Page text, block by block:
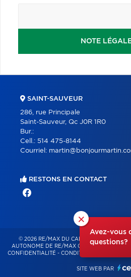
NOTE
×
Avez-vous
questions?
SAINT-SAUVEUR
286, rue Principale
Saint-Sauveur, Qc J0R 1R0
Bur.:
Cell.: 514 475-8144
Courriel:
RESTONS EN CONTACT
© 2026 RE/MAX DU CARTIER BONJOUR –
AUTONOME DE RE/MAX QUÉBEC – TOUS
CONFIDENTIALITÉ - CONDITIONS D'UTILISATION
SITE WEB PAR